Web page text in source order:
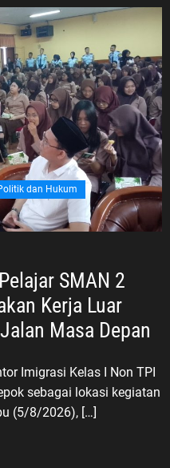
dan Hukum
SMAN 2
Kerja Luar
Imigrasi Kelas I Non TPI
sebagai lokasi kegiatan
(5/8/2026), […]